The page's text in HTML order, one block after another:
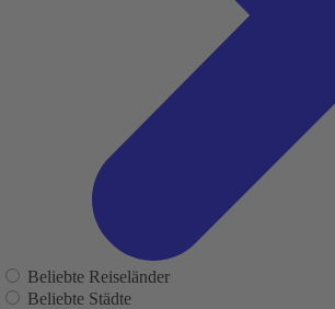
Beliebte Reiseländer
Beliebte Städte